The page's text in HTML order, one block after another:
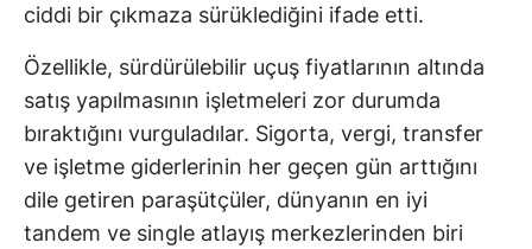
ciddi bir çıkmaza sürüklediğini ifade etti.
Özellikle, sürdürülebilir uçuş fiyatlarının altında
satış yapılmasının işletmeleri zor durumda
bıraktığını vurguladılar. Sigorta, vergi, transfer
ve işletme giderlerinin her geçen gün arttığını
dile getiren paraşütçüler, dünyanın en iyi
tandem ve single atlayış merkezlerinden biri